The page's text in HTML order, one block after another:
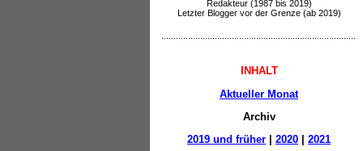
Redakteur (1987 bis 2019)
Letzter Blogger vor der Grenze (ab 2019)
INHALT
Aktueller Monat
Archiv
2019 und früher
2020
2021